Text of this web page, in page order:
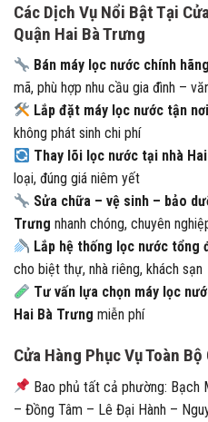
Các Dịch Vụ Nổi Bật Tại
Quận Hai Bà Trưng
Bán máy lọc nước chính
mã, phù hợp nhu cầu gia đình –
Lắp đặt máy lọc nước tận
không phát sinh chi phí
Thay lõi lọc nước tại nhà
loại, đúng giá niêm yết
Sửa chữa – vệ sinh – bảo
Trưng nhanh chóng, chuyên
Lắp hệ thống lọc nước tổng
cho biệt thự, nhà riêng, khách sạn
Tư vấn lựa chọn máy lọc
Hai Bà Trưng miễn phí
Cửa Hàng Phục Vụ Toàn
Bao phủ tất cả phường: Bạch
– Đồng Tâm – Lê Đại Hành –